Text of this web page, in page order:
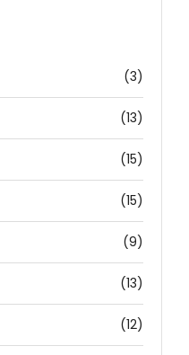
(3)
(13)
(15)
(15)
(9)
(13)
(12)